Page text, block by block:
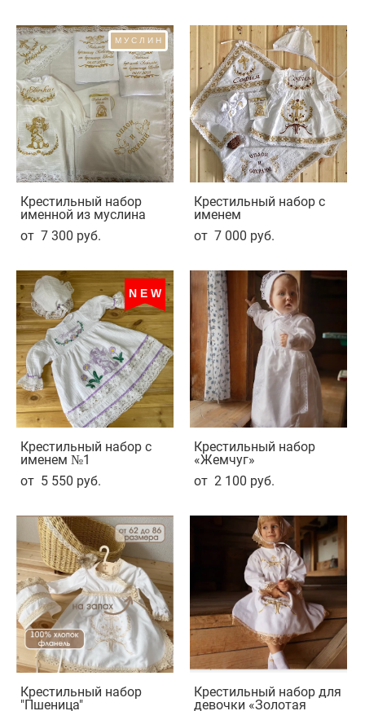
МУСЛИН
Крестильный набор
именной из муслина
от 7 300 pуб.
Крестильный набор с
именем
от 7 000 pуб.
NEW
Крестильный набор с
именем №1
от 5 550 pуб.
Крестильный набор
«Жемчуг»
от 2 100 pуб.
Крестильный набор
"Пшеница"
Крестильный набор для
девочки «Золотая